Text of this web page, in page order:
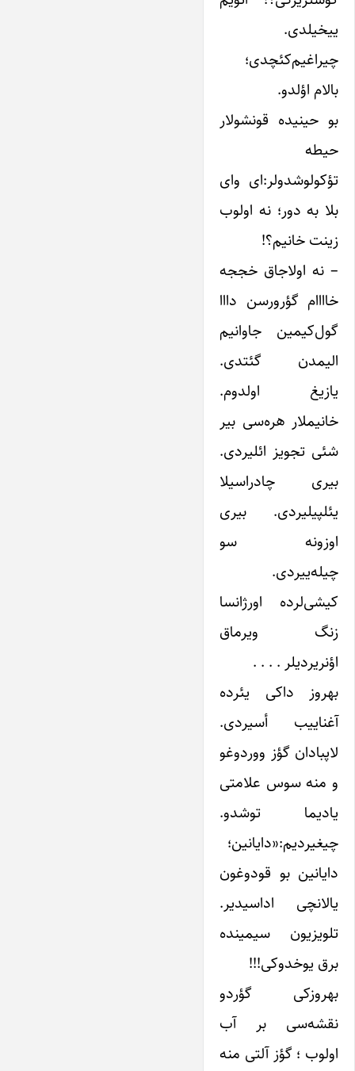
ییخیلدی.
چیراغیم‌کئچدی؛
بالام اؤلدو.
بو حینیده قونشولار
حیطه
تؤکولوشدولر:‌ای وای
بلا به دور؛ نه اولوب
زینت خانیم؟!
– نه اولاجاق خججه
خاااام گ‍ؤرورسن دااا
گول‌کیمین جاوانیم
الیمدن گئتدی.
یازیغ اولدوم.
خانیملار هره‌سی بیر
شئی تجویز ائلیردی.
بیری چادراسیلا
یئلپیلیردی. بیری
اوزونه سو
چیله‌ییردی.‌
کیشی‌لرده اورژانسا
زنگ ویرماق
اؤنریردیلر . . . .
بهروز دا‌کی یئرده
آغناییب أسیردی.
لاپبادان گؤز ووردوغو
و ‌منه سوس علامتی
یادیما توشدو.
چیغیردیم:«دایانین؛
دایانین بو قودوغون
یالانچی اداسیدیر.
تلویزیون سیمینده
برق یوخدو‌کی!!!
بهروز‌کی گؤردو
نقشه‌سی بر آب
اولوب ؛ گؤز آلتی ‌منه